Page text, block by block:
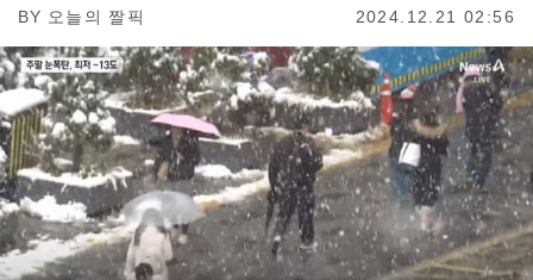
BY 오늘의 짤픽 2024.12.21 02:56